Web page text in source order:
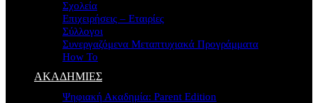
Σχολεία
Επιχειρήσεις – Εταιρίες
Σύλλογοι
Συνεργαζόμενα Μεταπτυχιακά Προγράμματα
How To
ΑΚΑΔΗΜΙΕΣ
Ψηφιακή Ακαδημία: Parent Edition